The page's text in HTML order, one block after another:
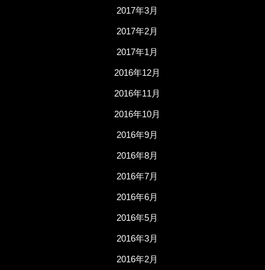
2017年3月
2017年2月
2017年1月
2016年12月
2016年11月
2016年10月
2016年9月
2016年8月
2016年7月
2016年6月
2016年5月
2016年3月
2016年2月